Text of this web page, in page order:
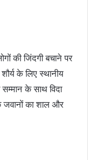
की जिंदगी बचाने पर
के लिए स्थानीय
के साथ विदा
जवानों का शाल और